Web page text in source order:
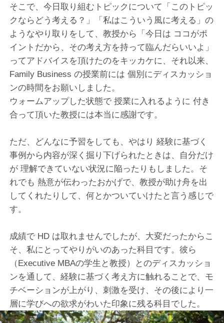
そこで、今日取り組むトピックについて「このトピッ
クならどう考える？」「私はこういう風に考える」の
ようなやり取りをして、教授から「今日は ココがポ
イントだから、その考え方を持って臨んだらいいよ」
ってアドバイスを頂けたのをキッカケに、それ以来、
Family Business の授業前には 個別にディスカッショ
ンの時間をお願いしました。
ウォームアップした状態で 授業に入れるように 付き
合って頂いた教授には本当に感謝です。
ただ、どんなに予習をしても、やはり 経験に基づく
事例から内容が深く掘り下げられたときは、自分だけ
が 理解できていない状況に陥ったりもしました。そ
れでも 熱意が伝わったおかげで、教授が助け舟を出
してくれたりして、何とかついていけたと言う感じで
す。
成績で HD は取れませんでしたが、大変だったからこ
そ、私にとってやりがいのあった科目です。彼ら
（Executive MBAの学生と教授）とのディスカッショ
ンを通して、経験に基づく考え方に触れることで、モ
チベーションが上がり、刺激を受け、その後により一
層に学びへの欲求がわいた印象に残る科目でした。